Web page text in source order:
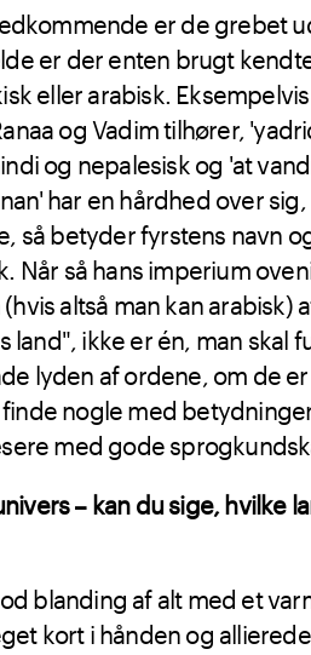
er de grebet
er der enten brugt
eller arabisk.
og Vadim tilhører,
og nepalesisk og 'at
har en hårdhed over
så betyder fyrstens navn
Når så hans imperium
altså man kan arabisk)
land", ikke er én, man skal
lyden af ordene, om de
nogle med
med gode
– kan du sige, hvilke
blanding af alt med et
kort i hånden og